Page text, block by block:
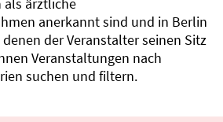
anerkannt sind und in Berlin
der Veranstalter seinen Sitz
Veranstaltungen nach
suchen und filtern.